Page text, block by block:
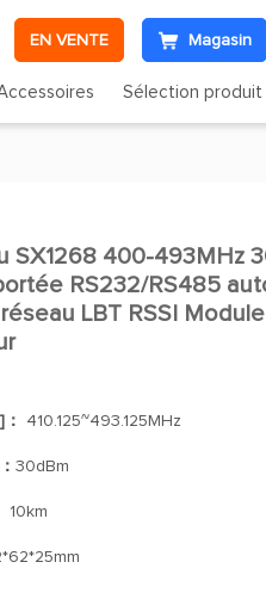
EN VENTE Magasin
Sélection produit
SX1268 400-493MHz
RS232/RS485
LBT RSSI
410.125~493.125MHz
30dBm
10km